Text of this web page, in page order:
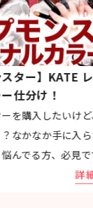
プ別！夏コーデ
ラー仕分け！
詳